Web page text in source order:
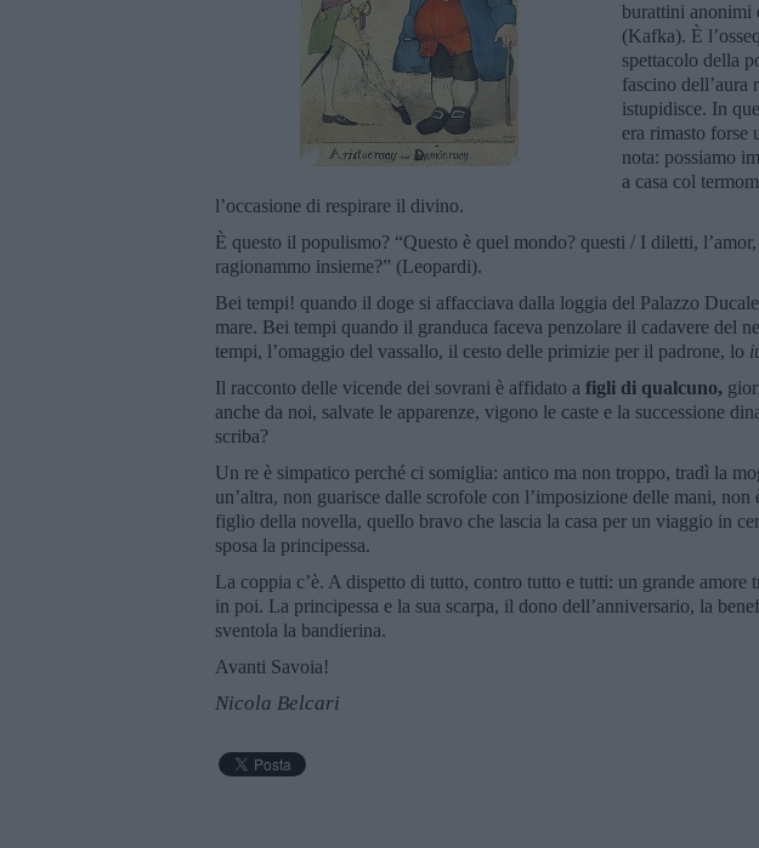
burattini anonimi
(Kafka). È
spettacolo della
fascino dell’aura
istupidisce. In
era rimasto forse
nota: possiamo
a casa col
l’occasione di respirare il divino.
È questo il populismo? “Questo è quel mondo? questi / I diletti,
ragionammo insieme?” (Leopardi).
Bei tempi! quando il doge si affacciava dalla loggia del Palazzo
mare. Bei tempi quando il granduca faceva penzolare il cadavere del
tempi, l’omaggio del vassallo, il cesto delle primizie per il padrone, lo
Il racconto delle vicende dei sovrani è affidato a figli di qualcuno,
anche da noi, salvate le apparenze, vigono le caste e la successione
scriba?
Un re è simpatico perché ci somiglia: antico ma non troppo, tradì la
un’altra, non guarisce dalle scrofole con l’imposizione delle mani,
figlio della novella, quello bravo che lascia la casa per un viaggio in
sposa la principessa.
La coppia c’è. A dispetto di tutto, contro tutto e tutti: un grande amore
in poi. La principessa e la sua scarpa, il dono dell’anniversario, la
sventola la bandierina.
Avanti Savoia!
Nicola Belcari